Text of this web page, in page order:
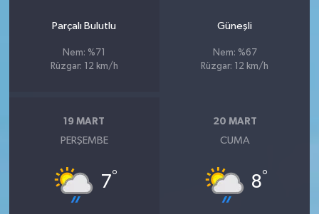
Parçalı Bulutlu
Nem: %71
Rüzgar: 12 km/h
Güneşli
Nem: %67
Rüzgar: 12 km/h
19 MART
PERŞEMBE
7°
20 MART
CUMA
8°